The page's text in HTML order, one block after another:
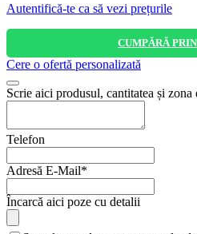
Autentifică-te ca să vezi prețurile
CUMPĂRĂ
Cere o ofertă personalizată
Scrie aici produsul, cantitatea și zona
Telefon
Adresă E-Mail*
Încarcă aici poze cu detalii